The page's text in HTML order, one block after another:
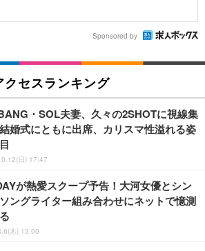
Sponsored by
クセスランキング
・SOL夫妻、久々の2SHOTに視線集
婚式にともに出席、カリスマ性溢れる姿
日) 17:47
が熱愛スクープ予告！大河女優とシン
ングライター組み合わせにネットで憶測
木) 13:00